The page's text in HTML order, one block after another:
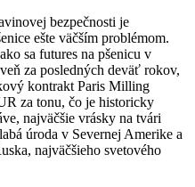
bezpečnosti je
ešte väčším problémom.
sa futures na pšenicu v
za posledných deväť rokov,
kontrakt Paris Milling
za tonu, čo je historicky
najväčšie vrásky na tvári
úroda v Severnej Amerike a
najväčšieho svetového